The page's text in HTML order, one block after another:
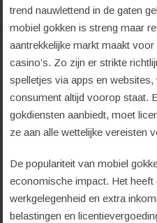
trend nauwlettend in de gaten
mobiel gokken is streng maar
aantrekkelijke markt maakt
casino’s. Zo zijn er strikte
spelletjes via apps en
consument altijd voorop staat.
gokdiensten aanbiedt, moet
ze aan alle wettelijke vereisten
De populariteit van mobiel
economische impact. Het heeft
werkgelegenheid en extra
belastingen en